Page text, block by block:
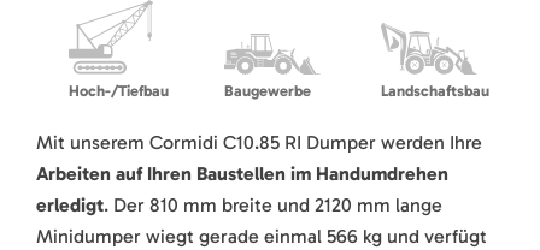
Hoch-/Tiefbau Baugewerbe Landschaftsbau
Mit unserem Cormidi C10.85 RI Dumper werden Ihre
Arbeiten auf Ihren Baustellen im Handumdrehen
erledigt. Der 810 mm breite und 2120 mm lange
Minidumper wiegt gerade einmal 566 kg und verfügt